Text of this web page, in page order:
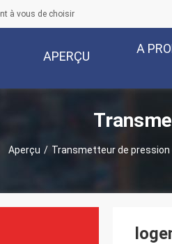
à vous de choisir
APERÇU
A
Aperçu / Transmetteur de pression